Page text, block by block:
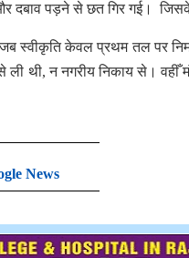
दबाव पड़ने से छत गिर गई।
स्वीकृति केवल प्रथम तल पर
थी, न नगरीय निकाय से। वहीँ
News